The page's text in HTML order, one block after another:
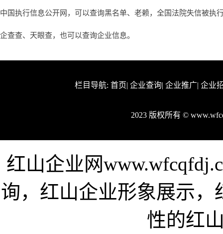
中国执行信息公开网，可以查询黑名单、老赖，全国法院失信被执
企查查、天眼查，也可以查询企业信息。
栏目导航: 首页| 企业查询| 企业推广| 企业
2023 版权所有 ©
红山企业网
询，红山企业形象展示
性的红